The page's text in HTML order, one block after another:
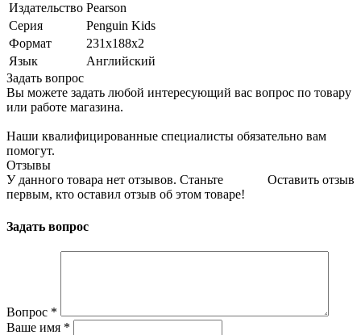
Издательство Pearson
Серия
Penguin Kids
Формат
231х188х2
Язык
Английский
Задать вопрос
Вы можете задать любой интересующий вас вопрос по товару
или работе магазина.
Наши квалифицированные специалисты обязательно вам
помогут.
Отзывы
Оставить отзыв
У данного товара нет отзывов. Станьте
первым, кто оставил отзыв об этом товаре!
Задать вопрос
Вопрос *
Ваше имя *